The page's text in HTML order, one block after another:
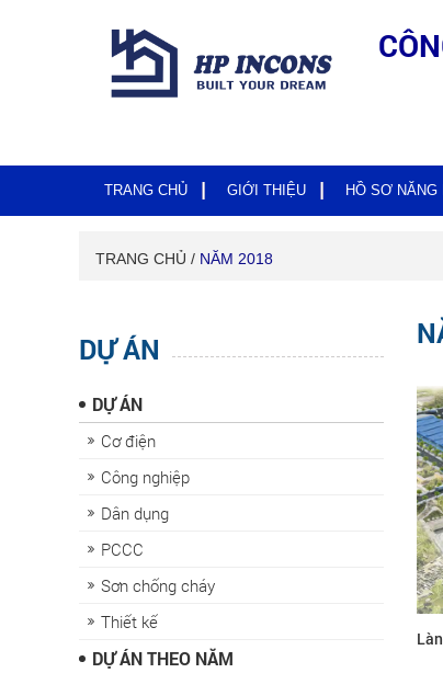
TRANG CHỦ GIỚI THIỆU HỒ SƠ NĂNG
TRANG CHỦ / NĂM 2018
DỰ ÁN
DỰ ÁN
Cơ điện
Công nghiệp
Dân dụng
PCCC
Sơn chống cháy
Thiết kế
DỰ ÁN THEO NĂM